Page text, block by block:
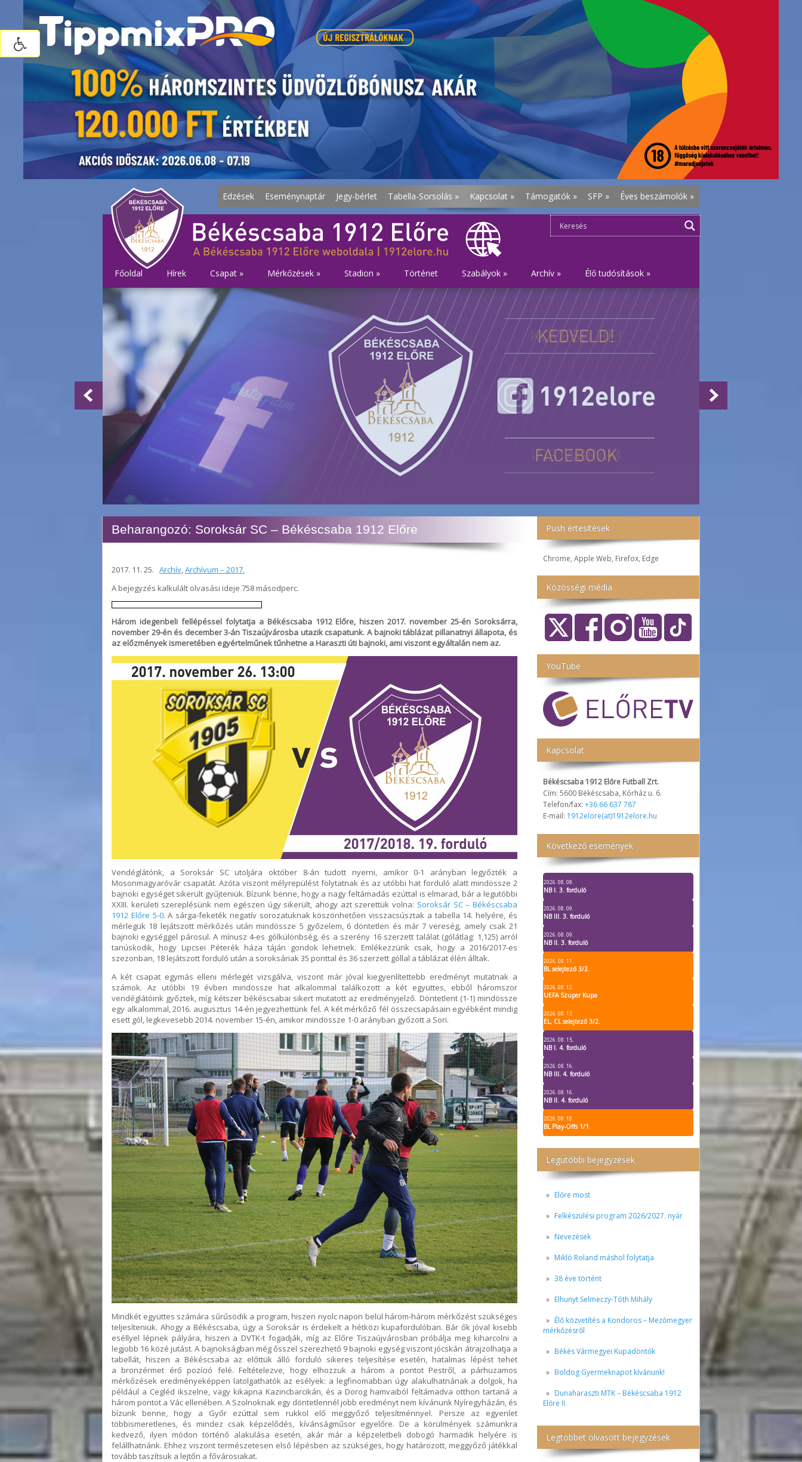
Edzések Eseménynaptár Jegy-bérlet Tabella-Sorsolás » Kapcsolat » Támogatók » SFP » Éves beszámolók »
Főoldal Hírek Csapat » Mérkőzések » Stadion » Történet Szabályok » Archív » Élő tudósítások »
Push értesítések
Chrome, Apple Web, Firefox, Edge
Közösségi média
YouTube
Kapcsolat
Békéscsaba 1912 Előre Futball Zrt.
Cím: 5600 Békéscsaba, Kórház u. 6.
Telefon/fax: +36 66 637 787
E-mail: 1912elore(at)1912elore.hu
Következő események
2026. 08. 08.
NB I. 3. forduló
2026. 08. 09.
NB III. 3. forduló
2026. 08. 09.
NB II. 3. forduló
2026. 08. 11.
BL selejtező 3/2.
2026. 08. 12.
UEFA Szuper Kupa
2026. 08. 13.
EL, CL selejtező 3/2.
2026. 08. 15.
NB I. 4. forduló
2026. 08. 16.
NB III. 4. forduló
2026. 08. 16.
NB II. 4. forduló
2026. 08. 18.
BL Play-Offs 1/1.
Legutóbbi bejegyzések
Előre most
Felkészülési program 2026/2027. nyár
Nevezések
Mikló Roland máshol folytatja
38 éve történt
Elhunyt Selmeczy-Tóth Mihály
Élő közvetítés a Kondoros – Mezőmegyer
mérkőzésről
Békés Vármegyei Kupadöntők
Boldog Gyermeknapot kívánunk!
Dunaharaszti MTK – Békéscsaba 1912
Előre II.
Legtöbbet olvasott bejegyzések
Beharangozó: Soroksár SC – Békéscsaba 1912 Előre
2017. 11. 25. Archív,Archívum – 2017.
A bejegyzés kalkulált olvasási ideje 758 másodperc.
Három idegenbeli fellépéssel folytatja a Békéscsaba 1912 Előre, hiszen 2017. november 25-én Soroksárra,
november 29-én és december 3-án Tiszaújvárosba utazik csapatunk. A bajnoki táblázat pillanatnyi állapota, és
az előzmények ismeretében egyértelműnek tűnhetne a Haraszti úti bajnoki, ami viszont egyáltalán nem az.
Vendéglátónk, a Soroksár SC utoljára október 8-án tudott nyerni, amikor 0-1 arányban legyőzték a
Mosonmagyaróvár csapatát. Azóta viszont mélyrepülést folytatnak és az utóbbi hat forduló alatt mindössze 2
bajnoki egységet sikerült gyűjteniük. Bízunk benne, hogy a nagy feltámadás ezúttal is elmarad, bár a legutóbbi
XXIII. kerületi szereplésünk nem egészen úgy sikerült, ahogy azt szerettük volna: Soroksár SC – Békéscsaba
1912 Előre 5-0. A sárga-feketék negatív sorozatuknak köszönhetően visszacsúsztak a tabella 14. helyére, és
mérlegük 18 lejátszott mérkőzés után mindössze 5 győzelem, 6 döntetlen és már 7 vereség, amely csak 21
bajnoki egységgel párosul. A mínusz 4-es gólkülönbség, és a szerény 16 szerzett találat (gólátlag: 1,125) arról
tanúskodik, hogy Lipcsei Péterék háza táján gondok lehetnek. Emlékezzünk csak, hogy a 2016/2017-es
szezonban, 18 lejátszott forduló után a soroksáriak 35 ponttal és 36 szerzett góllal a táblázat élén álltak.
A két csapat egymás elleni mérlegét vizsgálva, viszont már jóval kiegyenlítettebb eredményt mutatnak a
számok. Az utóbbi 19 évben mindössze hat alkalommal találkozott a két együttes, ebből háromszor
vendéglátóink győztek, míg kétszer békéscsabai sikert mutatott az eredményjelző. Döntetlent (1-1) mindössze
egy alkalommal, 2016. augusztus 14-én jegyezhettünk fel. A két mérkőző fél összecsapásain egyébként mindig
esett gól, legkevesebb 2014. november 15-én, amikor mindössze 1-0 arányban győzött a Sori.
Mindkét együttes számára sűrűsödik a program, hiszen nyolc napon belül három-három mérkőzést szükséges
teljesíteniük. Ahogy a Békéscsaba, úgy a Soroksár is érdekelt a hétközi kupafordulóban. Bár ők jóval kisebb
eséllyel lépnek pályára, hiszen a DVTK-t fogadják, míg az Előre Tiszaújvárosban próbálja meg kiharcolni a
legjobb 16 közé jutást. A bajnokságban még ősszel szerezhető 9 bajnoki egység viszont jócskán átrajzolhatja a
tabellát, hiszen a Békéscsaba az előttük álló forduló sikeres teljesítése esetén, hatalmas lépést tehet
a bronzérmet érő pozíció felé. Feltételezve, hogy elhozzuk a három a pontot Pestről, a párhuzamos
mérkőzések eredményeképpen latolgathatók az esélyek: a legfinomabban úgy alakulhatnának a dolgok, ha
például a Cegléd ikszelne, vagy kikapna Kazincbarcikán, és a Dorog hamvaiból feltámadva otthon tartaná a
három pontot a Vác ellenében. A Szolnoknak egy döntetlennél jobb eredményt nem kívánunk Nyíregyházán, és
bízunk benne, hogy a Győr ezúttal sem rukkol elő meggyőző teljesítménnyel. Persze az egyenlet
többismeretlenes, és mindez csak képzelődés, kívánságműsor egyelőre. De a körülmények számunkra
kedvező, ilyen módon történő alakulása esetén, akár már a képzeletbeli dobogó harmadik helyére is
felállhatnánk. Ehhez viszont természetesen első lépésben az szükséges, hogy határozott, meggyőző játékkal
tovább taszítsuk a lejtőn a fővárosiakat.